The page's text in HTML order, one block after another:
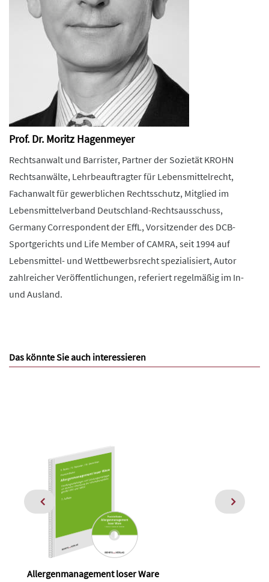
Prof. Dr. Moritz Hagenmeyer
Rechtsanwalt und Barrister, Partner der Sozietät KROHN
Rechtsanwälte, Lehrbeauftragter für Lebensmittelrecht,
Fachanwalt für gewerblichen Rechtsschutz, Mitglied im
Lebensmittelverband Deutschland-Rechtsausschuss,
Germany Correspondent der EffL, Vorsitzender des DCB-
Sportgerichts und Life Member of CAMRA, seit 1994 auf
Lebensmittel- und Wettbewerbsrecht spezialisiert, Autor
zahlreicher Veröffentlichungen, referiert regelmäßig im In-
und Ausland.
Das könnte Sie auch interessieren
Allergenmanagement loser Ware